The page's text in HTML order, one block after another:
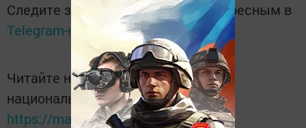
Следите за самым важным и интересным в
Telegram-канале
Татмедиа
Читайте новости Татарстана в
национальном мессенджере MАХ:
https://max.ru/tatmedia